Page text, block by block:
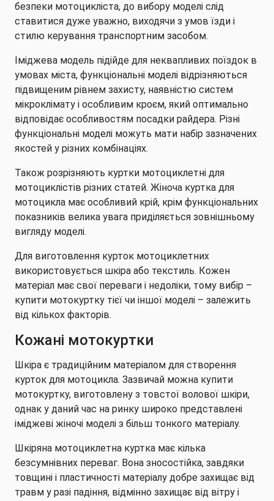
безпеки мотоцикліста, до вибору моделі слід
ставитися дуже уважно, виходячи з умов їзди і
стилю керування транспортним засобом.
Іміджева модель підійде для неквапливих поїздок в
умовах міста, функціональні моделі відрізняються
підвищеним рівнем захисту, наявністю систем
мікроклімату і особливим кроєм, який оптимально
відповідає особливостям посадки райдера. Різні
функціональні моделі можуть мати набір зазначених
якостей у різних комбінаціях.
Також розрізняють куртки мотоциклетні для
мотоциклістів різних статей. Жіноча куртка для
мотоцикла має особливий крій, крім функціональних
показників велика увага приділяється зовнішньому
вигляду моделі.
Для виготовлення курток мотоциклетних
використовується шкіра або текстиль. Кожен
матеріал має свої переваги і недоліки, тому вибір –
купити мотокуртку тієї чи іншої моделі – залежить
від кількох факторів.
Кожані мотокуртки
Шкіра є традиційним матеріалом для створення
курток для мотоцикла. Зазвичай можна купити
мотокуртку, виготовлену з товстої волової шкіри,
однак у даний час на ринку широко представлені
іміджеві жіночі моделі з більш тонкого матеріалу.
Шкіряна мотоциклетна куртка має кілька
безсумнівних переваг. Вона зносостійка, завдяки
товщині і пластичності матеріалу добре захищає від
травм у разі падіння, відмінно захищає від вітру і